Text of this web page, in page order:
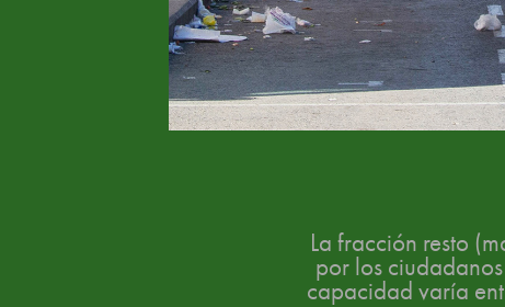
La fracción resto
por los
capacidad varía